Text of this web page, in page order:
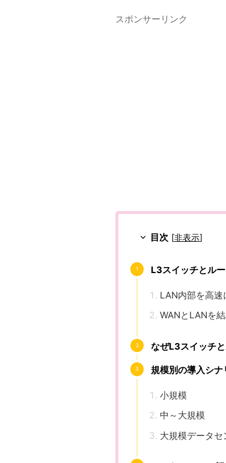
スポンサーリンク
目次 [非表示]
L3スイッチとル
LAN内部を高速
WANとLANを
なぜL3スイッチ
規模別の導入シナ
小規模
中～大規模
大規模データセ